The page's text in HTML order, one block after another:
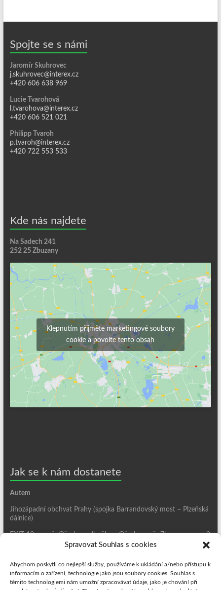
Spravovat Souhlas s cookies
Abychom poskytli co nejlepší služby, používáme k ukládání a/nebo přístupu k
informacím o zařízení, technologie jako jsou soubory cookies. Souhlas s
těmito technologiemi nám umožní zpracovávat údaje, jako je chování při
Spojte se s námi
Jaromír Skuhrovec
j.skuhrovec@interex.cz
+420 606 638 969
Lucie Tvarohová
l.tvarohova@interex.cz
+420 606 521 021
Philipp Tvaroh
p.tvaroh@interex.cz
+420 722 553 533
Kde nás najdete
Na Sadech 241
252 25 Zbuzany
Klepnutím přijměte marketingové soubory
cookie a povolte tento obsah
Jak se k nám dostanete
Autem
Jihozápadní obchvat Prahy (spojka Barrandovský most – Plzeňská
dálnice)
EXIT 19 – směr Ořech – odbočka v Ořechu směr Zbuzany – cca 2
Bus 352 ze stanice Luka, výstup na staniciZbuzany-Obecní úřad
poté cca 70 m zpět po hlavní ulici.